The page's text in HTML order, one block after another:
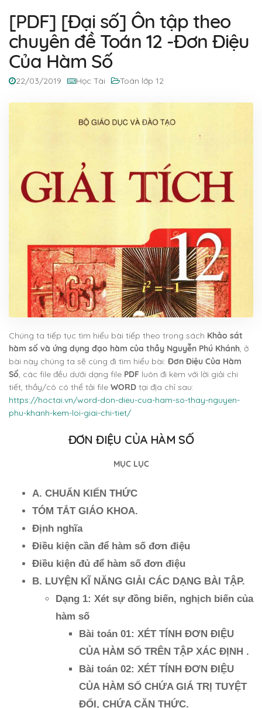
[PDF] [Đại số] Ôn tập theo
chuyên đề Toán 12 -Đơn Điệu
Của Hàm Số
22/03/2019 Học Tài Toán lớp 12
Chúng ta tiếp tục tìm hiểu bài tiếp theo trong sách Khảo sát
hàm số và ứng dụng đạo hàm của thầy Nguyễn Phú Khánh, ở
bài này chúng ta sẽ cùng đi tìm hiểu bài: Đơn Điệu Của Hàm
Số, các file đều dưới dạng file PDF luôn đi kèm với lời giải chi
tiết, thầy/cô có thể tải file WORD tại địa chỉ sau:
https://hoctai.vn/word-don-dieu-cua-ham-so-thay-nguyen-
phu-khanh-kem-loi-giai-chi-tiet/
ĐƠN ĐIỆU CỦA HÀM SỐ
MỤC LỤC
A. CHUẨN KIẾN THỨC
TÓM TẮT GIÁO KHOA.
Định nghĩa
Điều kiện cần để hàm số đơn điệu
Điều kiện đủ để hàm số đơn điệu
B. LUYỆN KĨ NĂNG GIẢI CÁC DẠNG BÀI TẬP.
Dạng 1: Xét sự đồng biến, nghịch biến của
hàm số
Bài toán 01: XÉT TÍNH ĐƠN ĐIỆU
CỦA HÀM SỐ TRÊN TẬP XÁC ĐỊNH .
Bài toán 02: XÉT TÍNH ĐƠN ĐIỆU
CỦA HÀM SỐ CHỨA GIÁ TRỊ TUYỆT
ĐỐI, CHỨA CĂN THỨC.